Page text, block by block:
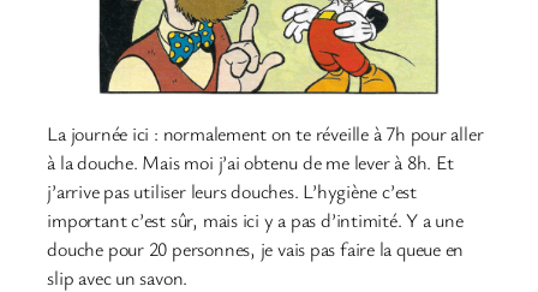
La journée ici : normalement on te réveille à 7h pour aller
à la douche. Mais moi j’ai obtenu de me lever à 8h. Et
j’arrive pas utiliser leurs douches. L’hygiène c’est
important c’est sûr, mais ici y a pas d’intimité. Y a une
douche pour 20 personnes, je vais pas faire la queue en
slip avec un savon.